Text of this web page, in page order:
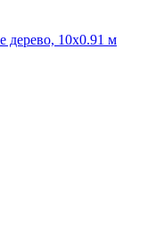
дерево, 10x0.91 м